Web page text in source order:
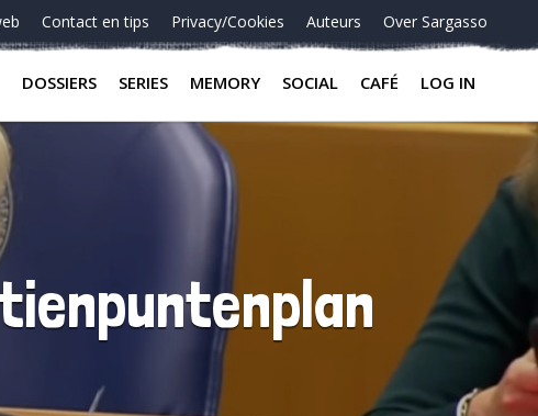
Contact en tips Privacy/Cookies Auteurs Over Sargasso
DOSSIERS SERIES MEMORY SOCIAL CAFÉ LOG IN